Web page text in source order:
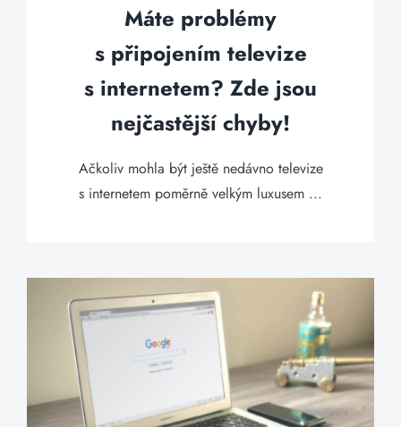
Máte problémy
s připojením televize
s internetem? Zde jsou
nejčastější chyby!
Ačkoliv mohla být ještě nedávno televize
s internetem poměrně velkým luxusem ...